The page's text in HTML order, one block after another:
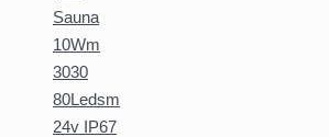
Sauna
10Wm
3030
80Ledsm
24v IP67